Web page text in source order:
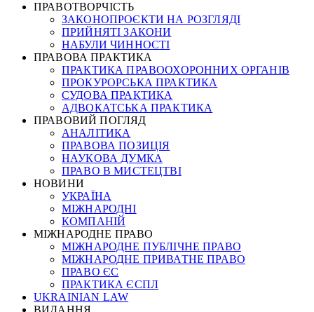
ПРАВОТВОРЧІСТЬ
ЗАКОНОПРОЄКТИ НА РОЗГЛЯДІ
ПРИЙНЯТІ ЗАКОНИ
НАБУЛИ ЧИННОСТІ
ПРАВОВА ПРАКТИКА
ПРАКТИКА ПРАВООХОРОННИХ ОРГАНІВ
ПРОКУРОРСЬКА ПРАКТИКА
СУДОВА ПРАКТИКА
АДВОКАТСЬКА ПРАКТИКА
ПРАВОВИЙ ПОГЛЯД
АНАЛІТИКА
ПРАВОВА ПОЗИЦІЯ
НАУКОВА ДУМКА
ПРАВО В МИСТЕЦТВІ
НОВИНИ
УКРАЇНА
МІЖНАРОДНІ
КОМПАНІЙ
МІЖНАРОДНЕ ПРАВО
МІЖНАРОДНЕ ПУБЛІЧНЕ ПРАВО
МІЖНАРОДНЕ ПРИВАТНЕ ПРАВО
ПРАВО ЄС
ПРАКТИКА ЄСПЛ
UKRAINIAN LAW
ВИДАННЯ